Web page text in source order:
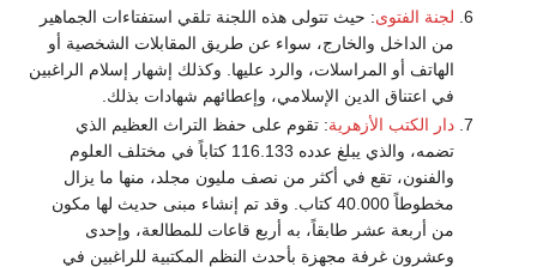
لجنة الفتوى: حيث تتولى هذه اللجنة تلقي استفتاءات الجماهير
من الداخل والخارج، سواء عن طريق المقابلات الشخصية أو
الهاتف أو المراسلات، والرد عليها. وكذلك إشهار إسلام الراغبين
في اعتناق الدين الإسلامي، وإعطائهم شهادات بذلك.
دار الكتب الأزهرية: تقوم على حفظ التراث العظيم الذي
تضمه، والذي يبلغ عدده 116.133 كتاباً في مختلف العلوم
والفنون، تقع في أكثر من نصف مليون مجلد، منها ما يزال
مخطوطاً 40.000 كتاب. وقد تم إنشاء مبنى حديث لها مكون
من أربعة عشر طابقاً، به أربع قاعات للمطالعة، وإحدى
وعشرون غرفة مجهزة بأحدث النظم المكتبية للراغبين في